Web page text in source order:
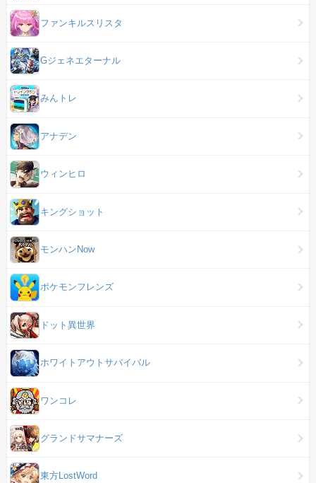
ファンキルスリスタ
Gジェネエターナル
みんトレ
アナデン
ウィンヒロ
キングショット
モンハンNow
ポケモンフレンズ
ドット異世界
ホワイトアウトサバイバル
ワンコレ
グランドサマナーズ
東方LostWord